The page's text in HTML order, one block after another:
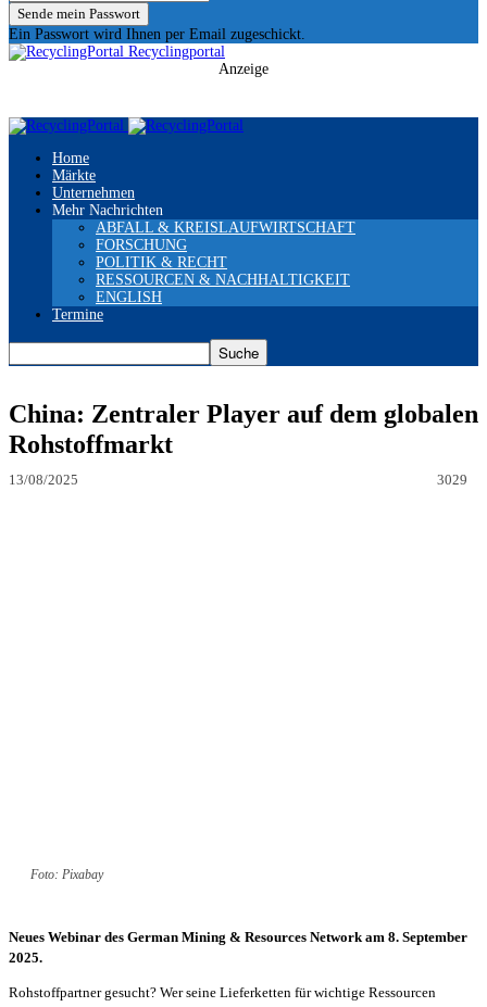
Ein Passwort wird Ihnen per Email zugeschickt.
Recyclingportal
Anzeige
Home
Märkte
Unternehmen
Mehr Nachrichten
ABFALL & KREISLAUFWIRTSCHAFT
FORSCHUNG
POLITIK & RECHT
RESSOURCEN & NACHHALTIGKEIT
ENGLISH
Termine
China: Zentraler Player auf dem globalen
Rohstoffmarkt
13/08/2025 3029
Foto: Pixabay
Neues Webinar des German Mining & Resources Network am 8. September
2025.
Rohstoffpartner gesucht? Wer seine Lieferketten für wichtige Ressourcen